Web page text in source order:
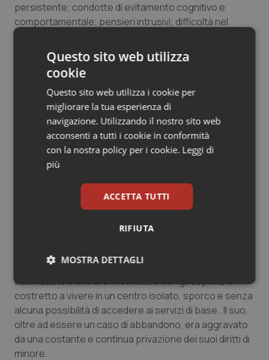
persistente; condotte di evitamento cognitivo e
comportamentale; pensieri intrusivi; difficoltà nel
traumatiche vissute sia nel Paese d’origine sia in Libia;
ipersonnia diurna; apatia e marcato disinteresse
generalizzato. Nonostante questo, per mesi non
successe nulla.
Nei tre mesi successivi la sua salute mentale subì un
graduale e costante peggioramento per diverse
ragioni: viveva in un contesto isolato in cui era per lui
molto difficile comunicare; l’assenza di ogni tipo di
attività influiva pesantemente sul suo umore; aveva
incontrato il tutore dopo due mesi dall’incarico; al
centro non era stata inviata la comunicazione della
nuova audizione in CT che sembrava, di conseguenza,
tutto, nel centro, erano successi episodi di violenza e
nessun operatore, da quel momento, era stato
autorizzato a entrare in contatto con gli ospiti. Era
costretto a vivere in un centro isolato, sporco e senza
alcuna possibilità di accedere ai servizi di base. Il suo,
oltre ad essere un caso di abbandono, era aggravato
da una costante e continua privazione dei suoi diritti di
minore.
Questo sito web utilizza
cookie
Questo sito web utilizza i cookie per
migliorare la tua esperienza di
navigazione. Utilizzando il nostro sito web
acconsenti a tutti i cookie in conformità
con la nostra policy per i cookie. Leggi di
più
ACCETTA TUTTI
RIFIUTA
MOSTRA DETTAGLI
Necessari Statistici Marketing